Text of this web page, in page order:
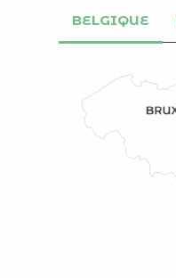
BELGIQUE